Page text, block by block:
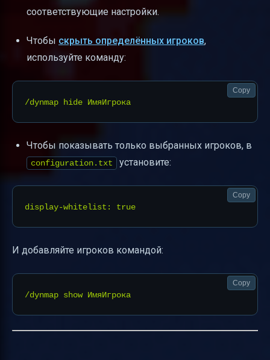
соответствующие настройки.
Чтобы скрыть определённых игроков,
используйте команду:
Copy
Чтобы показывать только выбранных игроков, в
configuration.txt установите:
Copy
И добавляйте игроков командой:
Copy